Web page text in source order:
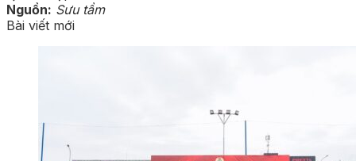
Nguồn: Sưu tầm
Bài viết mới